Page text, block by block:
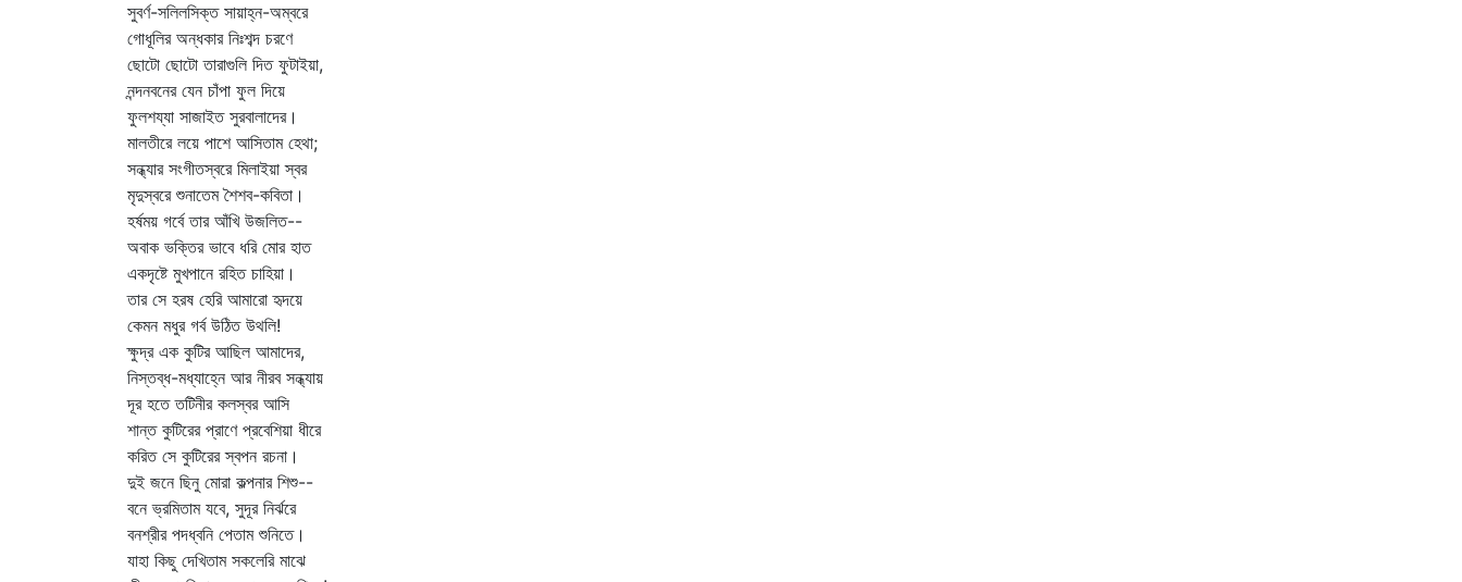
সুবর্ণ-সলিলসিক্ত সায়াহ্ন-অম্বরে
গোধূলির অন্ধকার নিঃশব্দ চরণে
ছোটো ছোটো তারাগুলি দিত ফুটাইয়া,
নন্দনবনের যেন চাঁপা ফুল দিয়ে
ফুলশয্যা সাজাইত সুরবালাদের।
মালতীরে লয়ে পাশে আসিতাম হেথা;
সন্ধ্যার সংগীতস্বরে মিলাইয়া স্বর
মৃদুস্বরে শুনাতেম শৈশব-কবিতা।
হর্ষময় গর্বে তার আঁখি উজলিত--
অবাক ভক্তির ভাবে ধরি মোর হাত
একদৃষ্টে মুখপানে রহিত চাহিয়া।
তার সে হরষ হেরি আমারো হৃদয়ে
কেমন মধুর গর্ব উঠিত উথলি!
ক্ষুদ্র এক কুটির আছিল আমাদের,
নিস্তব্ধ-মধ্যাহ্নে আর নীরব সন্ধ্যায়
দূর হতে তটিনীর কলস্বর আসি
শান্ত কুটিরের প্রাণে প্রবেশিয়া ধীরে
করিত সে কুটিরের স্বপন রচনা।
দুই জনে ছিনু মোরা কল্পনার শিশু--
বনে ভ্রমিতাম যবে, সুদূর নির্ঝরে
বনশ্রীর পদধ্বনি পেতাম শুনিতে।
যাহা কিছু দেখিতাম সকলেরি মাঝে